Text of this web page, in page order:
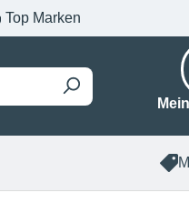
Top Marken